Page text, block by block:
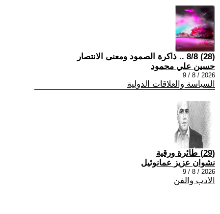
(28) 8/8 .. ذاكرة الصمود ومعنى الانتصار
حسين علي محمود
2026 / 8 / 9
السياسة والعلاقات الدولية
(29) طائرة ورقية
نشوان عزيز عمانوئيل
2026 / 8 / 9
الادب والفن